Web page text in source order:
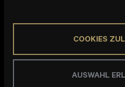
COOKIES
AUSWAHL